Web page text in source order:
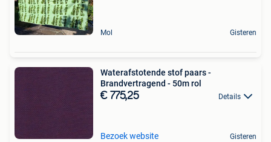
Mol Gisteren
Waterafstotende stof paars -
Brandvertragend - 50m rol
€ 775,25 Details
Bezoek website Gisteren